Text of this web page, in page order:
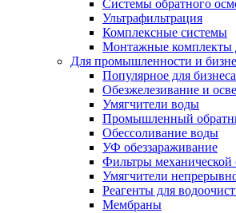
Системы обратного
Ультрафильтрация
Комплексные системы
Монтажные комплекты
Для промышленности и
Популярное для бизнеса
Обезжелезивание и
Умягчители воды
Промышленный
Обессоливание воды
УФ обеззараживание
Фильтры механической
Умягчители
Реагенты для
Мембраны